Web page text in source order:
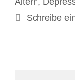
Schreibe